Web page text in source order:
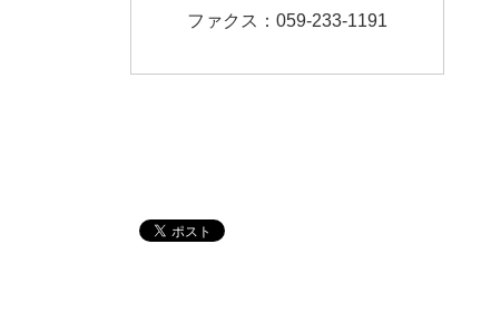
ファクス：059-233-1191